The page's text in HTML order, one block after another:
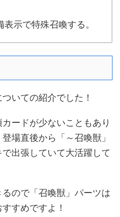
示で特殊召喚する。
いての紹介でした！
カードが少ないこともあり
場直後から「～召喚獣」
出張していて大活躍して
ので「召喚獣」パーツは
すめですよ！